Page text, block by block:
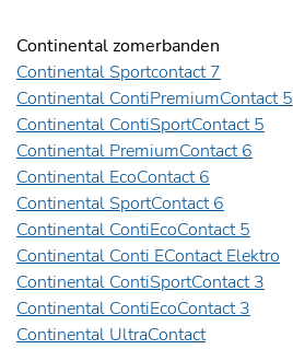
Continental zomerbanden
Continental Sportcontact 7
Continental ContiPremiumContact 5
Continental ContiSportContact 5
Continental PremiumContact 6
Continental EcoContact 6
Continental SportContact 6
Continental ContiEcoContact 5
Continental Conti EContact Elektro
Continental ContiSportContact 3
Continental ContiEcoContact 3
Continental UltraContact